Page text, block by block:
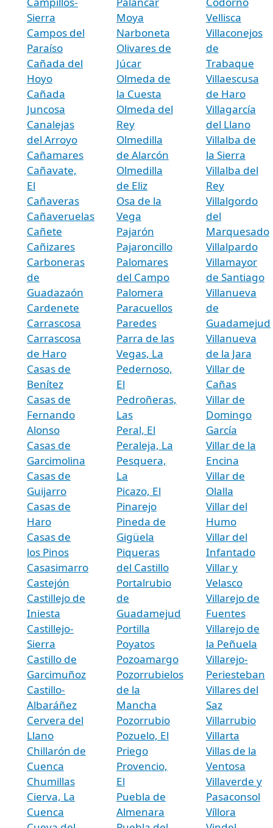
Sierra
Campos del
Paraíso
Cañada del
Hoyo
Cañada
Juncosa
Canalejas
del Arroyo
Cañamares
Cañavate,
El
Cañaveras
Cañaveruelas
Cañete
Cañizares
Carboneras
de
Guadazaón
Cardenete
Carrascosa
Carrascosa
de Haro
Casas de
Benítez
Casas de
Fernando
Alonso
Casas de
Garcimolina
Casas de
Guijarro
Casas de
Haro
Casas de
los Pinos
Casasimarro
Castejón
Castillejo de
Iniesta
Castillejo-
Sierra
Castillo de
Garcimuñoz
Castillo-
Albaráñez
Cervera del
Llano
Chillarón de
Cuenca
Chumillas
Cierva, La
Cuenca
Moya
Narboneta
Olivares de
Júcar
Olmeda de
la Cuesta
Olmeda del
Rey
Olmedilla
de Alarcón
Olmedilla
de Eliz
Osa de la
Vega
Pajarón
Pajaroncillo
Palomares
del Campo
Palomera
Paracuellos
Paredes
Parra de las
Vegas, La
Pedernoso,
El
Pedroñeras,
Las
Peral, El
Peraleja, La
Pesquera,
La
Picazo, El
Pinarejo
Pineda de
Gigüela
Piqueras
del Castillo
Portalrubio
de
Guadamejud
Portilla
Poyatos
Pozoamargo
Pozorrubielos
de la
Mancha
Pozorrubio
Pozuelo, El
Priego
Provencio,
El
Puebla de
Almenara
Vellisca
Villaconejos
de
Trabaque
Villaescusa
de Haro
Villagarcía
del Llano
Villalba de
la Sierra
Villalba del
Rey
Villalgordo
del
Marquesado
Villalpardo
Villamayor
de Santiago
Villanueva
de
Guadamejud
Villanueva
de la Jara
Villar de
Cañas
Villar de
Domingo
García
Villar de la
Encina
Villar de
Olalla
Villar del
Humo
Villar del
Infantado
Villar y
Velasco
Villarejo de
Fuentes
Villarejo de
la Peñuela
Villarejo-
Periesteban
Villares del
Saz
Villarrubio
Villarta
Villas de la
Ventosa
Villaverde y
Pasaconsol
Víllora